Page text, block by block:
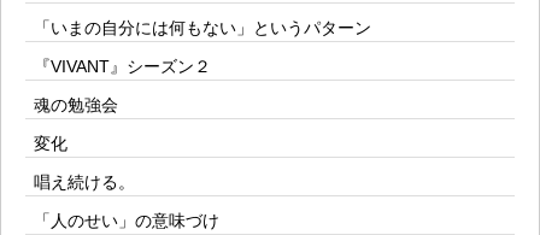
「いまの自分には何もない」というパターン
『VIVANT』シーズン２
魂の勉強会
変化
唱え続ける。
「人のせい」の意味づけ